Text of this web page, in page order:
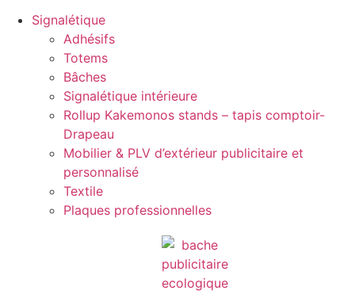
Signalétique
Adhésifs
Totems
Bâches
Signalétique intérieure
Rollup Kakemonos stands – tapis comptoir-
Drapeau
Mobilier & PLV d’extérieur publicitaire et
personnalisé
Textile
Plaques professionnelles